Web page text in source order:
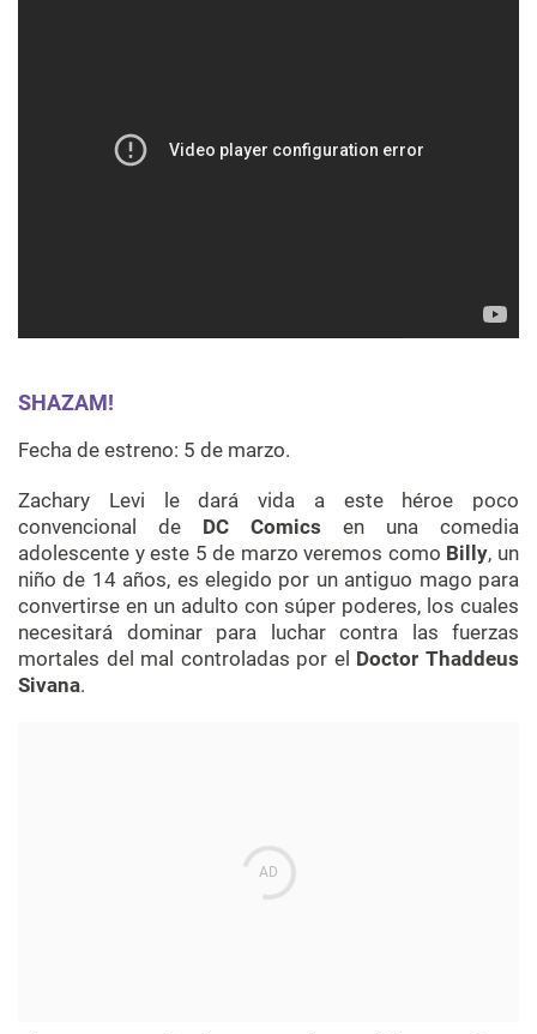
SHAZAM!
Fecha de estreno: 5 de marzo.
Zachary Levi le dará vida a este héroe poco
convencional de DC Comics en una comedia
adolescente y este 5 de marzo veremos como Billy, un
niño de 14 años, es elegido por un antiguo mago para
convertirse en un adulto con súper poderes, los cuales
necesitará dominar para luchar contra las fuerzas
mortales del mal controladas por el Doctor Thaddeus
Sivana.